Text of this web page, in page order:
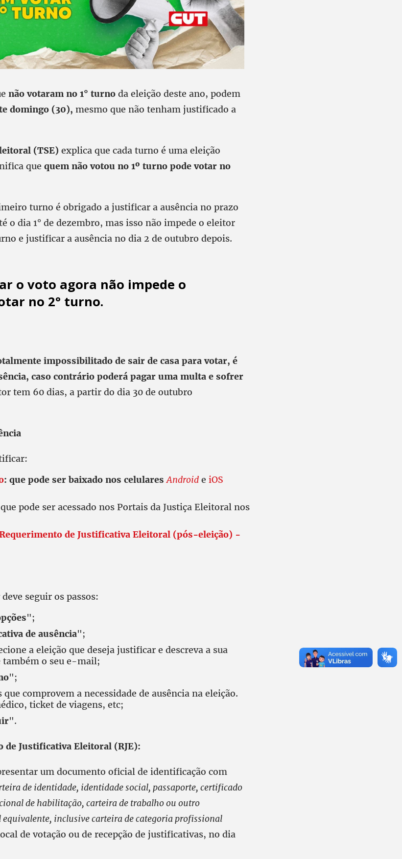
não votaram no 1° turno da eleição deste ano, podem
domingo (30), mesmo que não tenham justificado a
(TSE) explica que cada turno é uma eleição
que quem não votou no 1º turno pode votar no
turno é obrigado a justificar a ausência no prazo
o dia 1° de dezembro, mas isso não impede o eleitor
e justificar a ausência no dia 2 de outubro depois.
o voto agora não impede o
no 2° turno.
impossibilitado de sair de casa para votar, é
caso contrário poderá pagar uma multa e sofrer
tem 60 dias, a partir do dia 30 de outubro
: que pode ser baixado nos celularesAndroid e iOS
pode ser acessado nos Portais da Justiça Eleitoral nos
de Justificativa Eleitoral (pós-eleição) -
seguir os passos:
";
de ausência";
a eleição que deseja justificar e descreva a sua
o seu e-mail;
";
comprovem a necessidade de ausência na eleição.
ticket de viagens, etc;
".
de Justificativa Eleitoral (RJE):
um documento oficial de identificação com
de identidade, identidade social, passaporte, certificado
de habilitação, carteira de trabalho ou outro
equivalente, inclusive carteira de categoria profissional
de votação ou de recepção de justificativas, no dia